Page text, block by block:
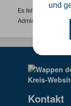
und
Es fehlen
Administrator unter:
Kontakt